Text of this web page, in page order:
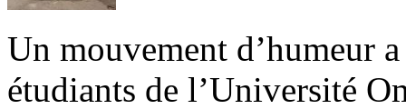
Un mouvement d’humeur
étudiants de l’Université